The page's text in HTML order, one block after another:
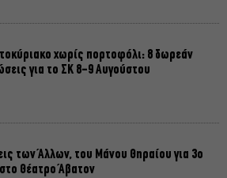
χωρίς πορτοφόλι: 8 δωρεάν
για το ΣΚ 8-9 Αυγούστου
των Άλλων, του Μάνου Θηραίου για 3ο
Θέατρο Άβατον